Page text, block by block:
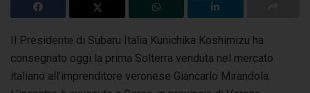
Il Presidente di Subaru Italia Kunichika Koshimizu ha
consegnato oggi la prima Solterra venduta nel mercato
italiano all’imprenditore veronese Giancarlo Mirandola.